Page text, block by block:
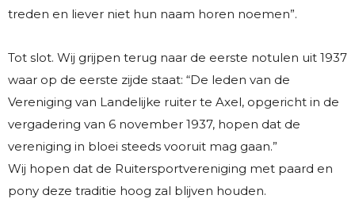
treden en liever niet hun naam horen noemen”.
Tot slot. Wij grijpen terug naar de eerste notulen uit 1937
waar op de eerste zijde staat: “De leden van de
Vereniging van Landelijke ruiter te Axel, opgericht in de
vergadering van 6 november 1937, hopen dat de
vereniging in bloei steeds vooruit mag gaan.”
Wij hopen dat de Ruitersportvereniging met paard en
pony deze traditie hoog zal blijven houden.